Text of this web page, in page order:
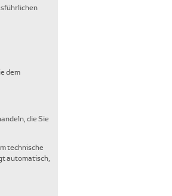
dem
die Sie
technische
automatisch,